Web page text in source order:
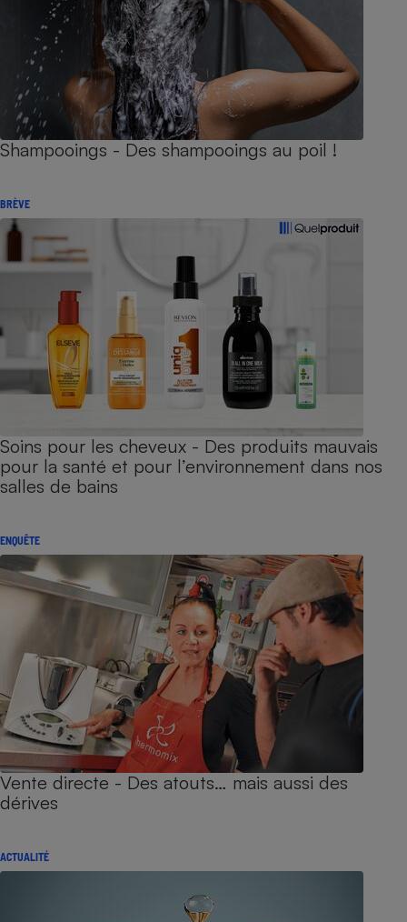
Shampooings - Des shampooings au poil !
BRÈVE
Soins pour les cheveux - Des produits mauvais
pour la santé et pour l’environnement dans nos
salles de bains
ENQUÊTE
Vente directe - Des atouts… mais aussi des
dérives
ACTUALITÉ